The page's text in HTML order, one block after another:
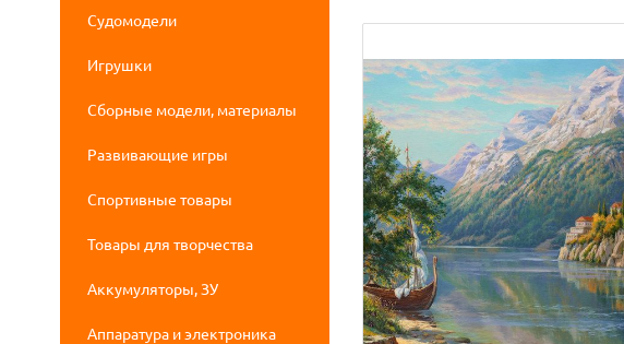
Судомодели
Игрушки
Сборные модели, материалы
Развивающие игры
Спортивные товары
Товары для творчества
Аккумуляторы, ЗУ
Аппаратура и электроника